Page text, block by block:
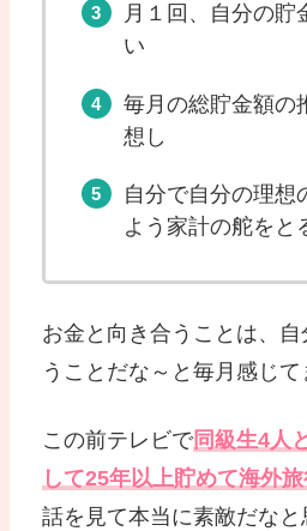
月１回、自分の貯
い
毎月の総貯金額の
想し
自分で自分の理想
よう家計の舵をと
お金と向き合うことは、
うことだな～と毎月感じて
この前テレビで同級生4人
して25年以上貯めて海外
話を見て本当に素敵だな